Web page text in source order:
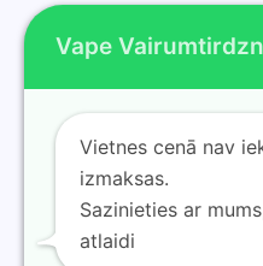
Vape
Vietnes cenā nav
izmaksas.
Sazinieties ar
atlaidi